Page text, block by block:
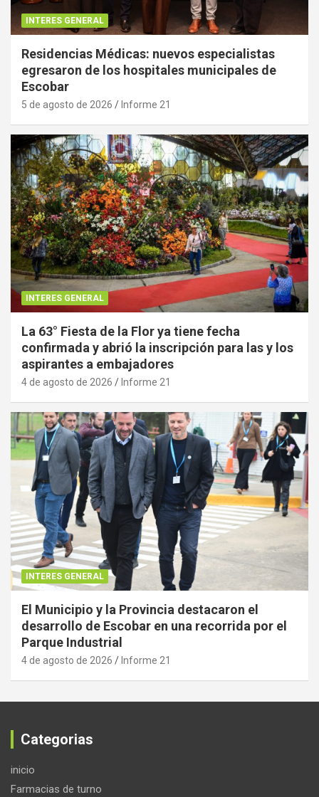
INTERES GENERAL
Residencias Médicas: nuevos especialistas
egresaron de los hospitales municipales de
Escobar
5 de agosto de 2026 Informe 21
INTERES GENERAL
La 63° Fiesta de la Flor ya tiene fecha
confirmada y abrió la inscripción para las y los
aspirantes a embajadores
4 de agosto de 2026 Informe 21
INTERES GENERAL
El Municipio y la Provincia destacaron el
desarrollo de Escobar en una recorrida por el
Parque Industrial
4 de agosto de 2026 Informe 21
Categorias
inicio
Farmacias de turno